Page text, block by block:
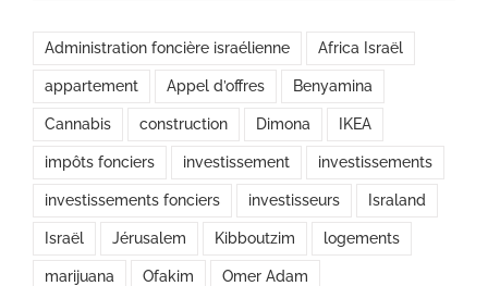
Administration foncière israélienne Africa Israël
appartement Appel d’offres Benyamina
Cannabis construction Dimona IKEA
impôts fonciers investissement investissements
investissements fonciers investisseurs Israland
Israël Jérusalem Kibboutzim logements
marijuana Ofakim Omer Adam